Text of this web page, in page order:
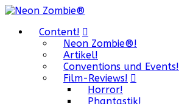
Content!
Neon Zombie®!
Artikel!
Conventions und Events!
Film-Reviews!
Horror!
Phantastik!